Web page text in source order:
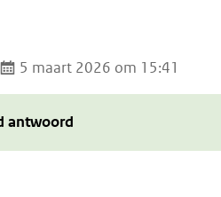
5 maart 2026 om 15:41
antwoord